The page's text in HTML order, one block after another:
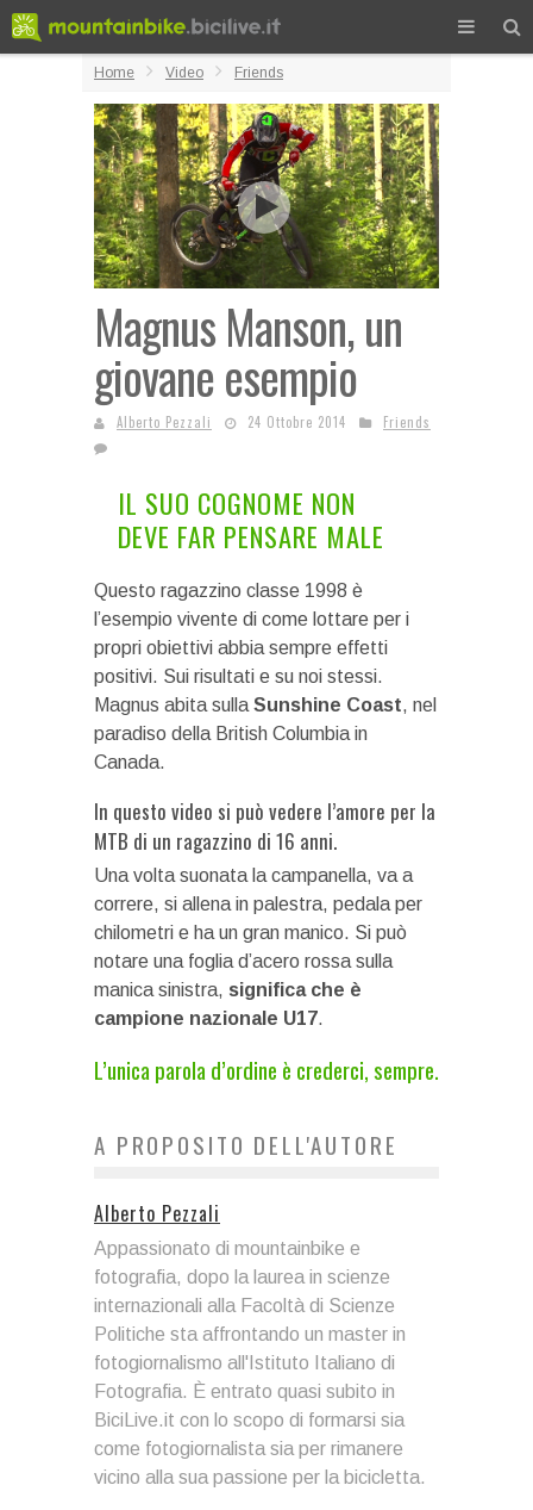
Home Video Friends
Magnus Manson, un
giovane esempio
Alberto Pezzali 24 Ottobre 2014 Friends
IL SUO COGNOME NON
DEVE FAR PENSARE MALE
Questo ragazzino classe 1998 è
l’esempio vivente di come lottare per i
propri obiettivi abbia sempre effetti
positivi. Sui risultati e su noi stessi.
Magnus abita sulla Sunshine Coast, nel
paradiso della British Columbia in
Canada.
In questo video si può vedere l’amore per la
MTB di un ragazzino di 16 anni.
Una volta suonata la campanella, va a
correre, si allena in palestra, pedala per
chilometri e ha un gran manico. Si può
notare una foglia d’acero rossa sulla
manica sinistra, significa che è
campione nazionale U17.
L’unica parola d’ordine è crederci, sempre.
A PROPOSITO DELL'AUTORE
Alberto Pezzali
Appassionato di mountainbike e
fotografia, dopo la laurea in scienze
internazionali alla Facoltà di Scienze
Politiche sta affrontando un master in
fotogiornalismo all'Istituto Italiano di
Fotografia. È entrato quasi subito in
BiciLive.it con lo scopo di formarsi sia
come fotogiornalista sia per rimanere
vicino alla sua passione per la bicicletta.